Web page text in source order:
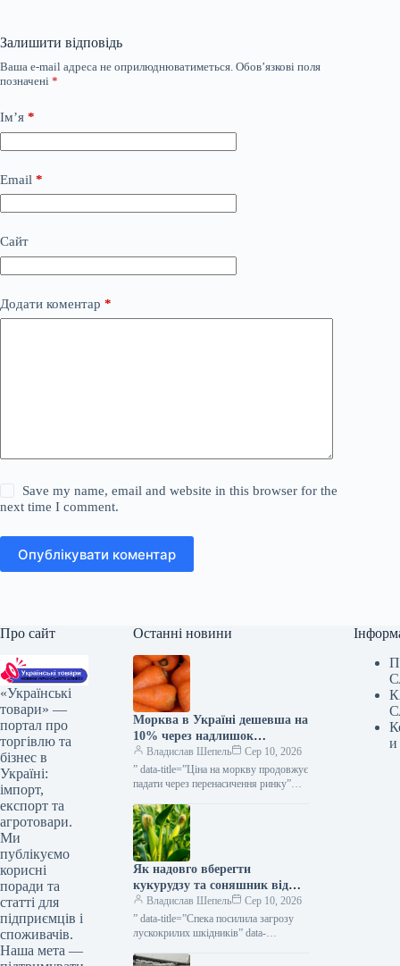
Залишити відповідь
Ваша e-mail адреса не оприлюднюватиметься. Обов’язкові поля
позначені *
Ім’я *
Email *
Сайт
Додати коментар *
Save my name, email and website in this browser for the
next time I comment.
Опублікувати коментар
Про сайт
«Українські
товари» —
портал про
торгівлю та
бізнес в
Україні:
імпорт,
експорт та
агротовари.
Ми
публікуємо
корисні
поради та
статті для
підприємців і
споживачів.
Наша мета —
Останні новини
Морква в Україні дешевша на
10% через надлишок
постачання — КУРКУЛЬ
Владислав Шепель
Сер 10, 2026
” data-title=”Ціна на моркву продовжує
падати через перенасичення ринку”
url=”https://kurkul.com/news/41876-
cherez-perenasichennya-rinku-
prodavjuye-znijuvatis-tsina-na-morkvu”>
Ціна на моркву продовжує падати
через перенасичення ринку 10
серпня…
Як надовго вберегти
кукурудзу та соняшник від
лускокрилих шкідників —
КУРКУЛЬ
Владислав Шепель
Сер 10, 2026
” data-title=”Спека посилила загрозу
лускокрилих шкідників” data-
speka-posilila-zagrozu-luskokrilih-
и